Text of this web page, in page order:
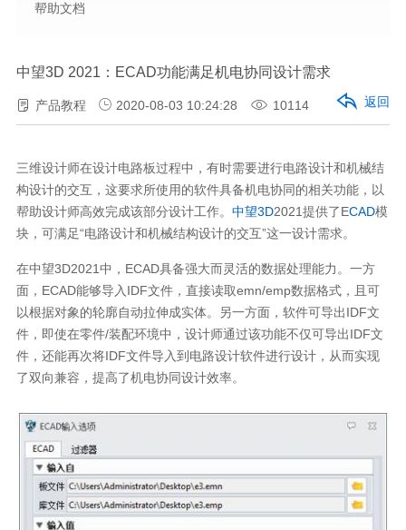
帮助文档
中望3D 2021：ECAD功能满足机电协同设计需求
产品教程 2020-08-03 10:24:28 10114 返回
三维设计师在设计电路板过程中，有时需要进行电路设计和机械结
构设计的交互，这要求所使用的软件具备机电协同的相关功能，以
帮助设计师高效完成该部分设计工作。 中望3D2021提供了ECAD模
块，可满足“电路设计和机械结构设计的交互”这一设计需求。
在中望3D2021中，ECAD具备强大而灵活的数据处理能力。一方
面，ECAD能够导入IDF文件，直接读取emn/emp数据格式，且可
以根据对象的轮廓自动拉伸成实体。另一方面，软件可导出IDF文
件，即使在零件/装配环境中，设计师通过该功能不仅可导出IDF文
件，还能再次将IDF文件导入到电路设计软件进行设计，从而实现
了双向兼容，提高了机电协同设计效率。